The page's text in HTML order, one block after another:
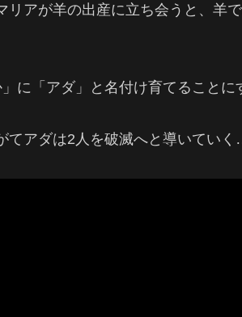
リアが羊の出産に立ち会うと、羊
に「アダ」と名付け育てることに
てアダは2人を破滅へと導いてい